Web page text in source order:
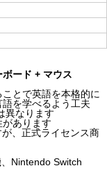
ード + マウス
とで英語を本格的に
を学べるよう工夫
異なります
あります
、正式ライセンス商
Nintendo Switch